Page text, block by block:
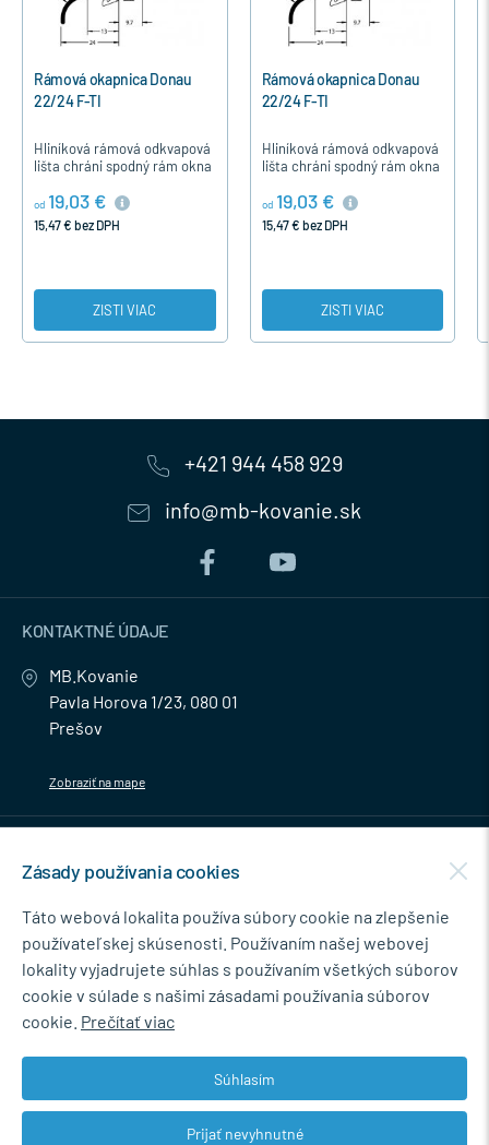
Rámová okapnica Donau
22/24 F-TI
Hliníková rámová odkvapová
lišta chráni spodný rám okna
počasia.
od 19,03 €
15,47 € bez DPH
ZISTI VIAC
Rámová okapnica Donau
22/24 F-TI
Hliníková rámová odkvapová
lišta chráni spodný rám okna
počasia.
od 19,03 €
15,47 € bez DPH
ZISTI VIAC
+421 944 458 929
info@mb-kovanie.sk
KONTAKTNÉ ÚDAJE
MB.Kovanie
Pavla Horova 1/23, 080 01
Prešov
Zobraziť na mape
NEWSLETTER
Súhlasím so spracovaním osobných údajov pre marketingové účely.
Zásady ochrany osobných údajov
Zásady používania cookies
Táto webová lokalita používa súbory cookie na zlepšenie
používateľskej skúsenosti. Používaním našej webovej
lokality vyjadrujete súhlas s používaním všetkých súborov
cookie v súlade s našimi zásadami používania súborov
cookie. Prečítať viac
Súhlasím
Prijať nevyhnutné